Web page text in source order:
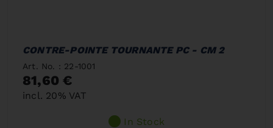
CONTRE-POINTE TOURNANTE PC - CM 2
Art. No. : 22-1001
81,60 €
incl. 20% VAT
In Stock